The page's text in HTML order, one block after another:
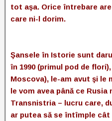
tot aşa. Orice întrebare
care ni-l dorim.
Şansele în Istorie sunt
în 1990 (primul pod de
Moscova), le-am avut şi le
le vom avea până ce Rusia
Transnistria – lucru care,
ar putea să se întîmple cât